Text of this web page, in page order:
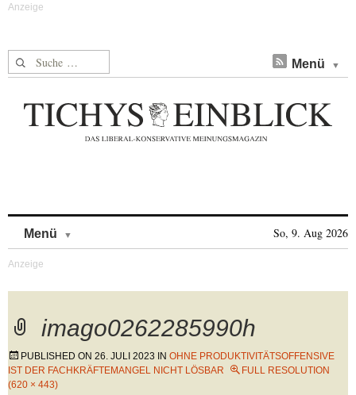
Suche nach: Menü
Menü So, 9. Aug 2026
imago0262285990h
PUBLISHED ON 26. JULI 2023 IN OHNE PRODUKTIVITÄTSOFFENSIVE
IST DER FACHKRÄFTEMANGEL NICHT LÖSBAR
FULL RESOLUTION
(620 × 443)